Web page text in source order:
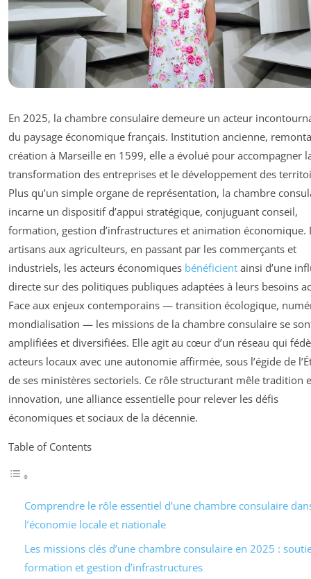
En 2025, la chambre consulaire demeure un acteur
du paysage économique français. Institution ancienne,
création à Marseille en 1599, elle a évolué pour accompagner
transformation des entreprises et le développement des
Plus qu’un simple organe de représentation, la chambre
incarne un dispositif d’appui stratégique, conjuguant conseil,
formation, gestion d’infrastructures et animation économique.
artisans aux agriculteurs, en passant par les commerçants et
industriels, les acteurs économiques bénéficient ainsi d’une
directe sur des politiques publiques adaptées à leurs besoins
Face aux enjeux contemporains — transition écologique,
mondialisation — les missions de la chambre consulaire se
amplifiées et diversifiées. Elle agit au cœur d’un réseau qui
acteurs locaux avec une autonomie affirmée, sous l’égide de
de ses ministères sectoriels. Ce rôle structurant mêle tradition
innovation, une alliance essentielle pour relever les défis
économiques et sociaux de la décennie.
Table of Contents
Comprendre le rôle essentiel d’une chambre consulaire
l’économie locale et nationale
Les missions clés d’une chambre consulaire en 2025 :
formation et gestion d’infrastructures